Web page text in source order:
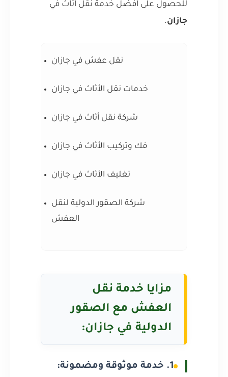
للحصول على أفضل خدمة نقل أثاث في
جازان.
نقل عفش في جازان
خدمات نقل الأثاث في جازان
شركة نقل أثاث في جازان
فك وتركيب الأثاث في جازان
تغليف الأثاث في جازان
شركة الصقور الدولية لنقل
العفش
مزايا خدمة نقل
العفش مع الصقور
الدولية في جازان:
1. خدمة موثوقة ومضمونة: